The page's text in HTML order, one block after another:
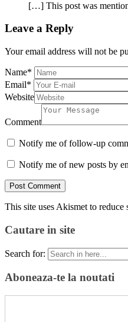
[…] This post was
Leave a Reply
Your email address will not be
Name*
Email*
Website
Comment
Notify me of follow-up
Notify me of new posts by
This site uses Akismet to reduce
Cautare in site
Search for:
Aboneaza-te la noutati